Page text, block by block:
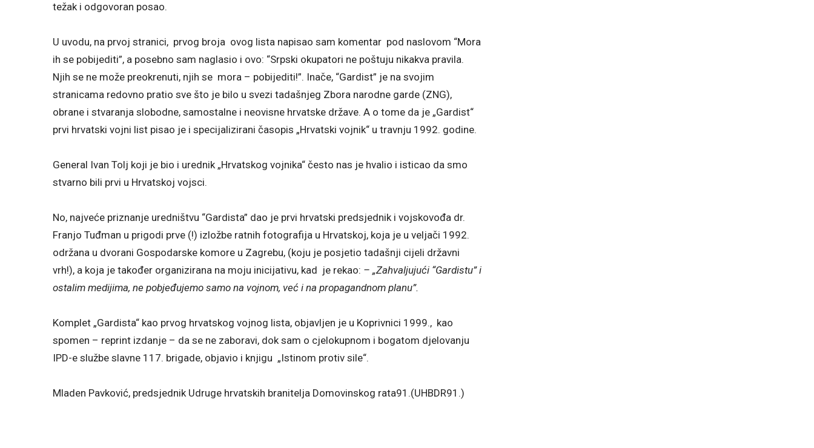
težak i odgovoran posao.
U uvodu, na prvoj stranici, prvog broja ovog lista napisao sam komentar pod naslovom “Mora
ih se pobijediti”, a posebno sam naglasio i ovo: “Srpski okupatori ne poštuju nikakva pravila.
Njih se ne može preokrenuti, njih se mora – pobijediti!”. Inače, “Gardist” je na svojim
stranicama redovno pratio sve što je bilo u svezi tadašnjeg Zbora narodne garde (ZNG),
obrane i stvaranja slobodne, samostalne i neovisne hrvatske države. A o tome da je „Gardist“
prvi hrvatski vojni list pisao je i specijalizirani časopis „Hrvatski vojnik“ u travnju 1992. godine.
General Ivan Tolj koji je bio i urednik „Hrvatskog vojnika“ često nas je hvalio i isticao da smo
stvarno bili prvi u Hrvatskoj vojsci.
No, najveće priznanje uredništvu “Gardista” dao je prvi hrvatski predsjednik i vojskovođa dr.
Franjo Tuđman u prigodi prve (!) izložbe ratnih fotografija u Hrvatskoj, koja je u veljači 1992.
održana u dvorani Gospodarske komore u Zagrebu, (koju je posjetio tadašnji cijeli državni
vrh!), a koja je također organizirana na moju inicijativu, kad je rekao: – „Zahvaljujući “Gardistu” i
ostalim medijima, ne pobjeđujemo samo na vojnom, već i na propagandnom planu”.
Komplet „Gardista“ kao prvog hrvatskog vojnog lista, objavljen je u Koprivnici 1999., kao
spomen – reprint izdanje – da se ne zaboravi, dok sam o cjelokupnom i bogatom djelovanju
IPD-e službe slavne 117. brigade, objavio i knjigu „Istinom protiv sile“.
Mladen Pavković, predsjednik Udruge hrvatskih branitelja Domovinskog rata91.(UHBDR91.)